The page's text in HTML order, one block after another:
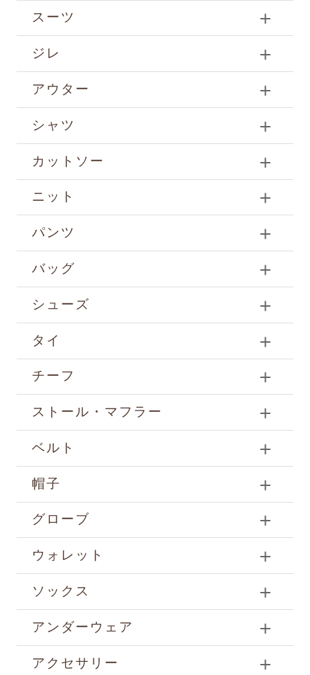
スーツ
ジレ
アウター
シャツ
カットソー
ニット
パンツ
バッグ
シューズ
タイ
チーフ
ストール・マフラー
ベルト
帽子
グローブ
ウォレット
ソックス
アンダーウェア
アクセサリー